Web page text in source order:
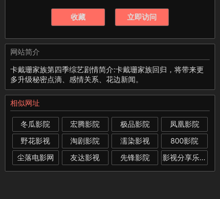
收藏 立即访问
网站简介
卡戴珊家族第四季综艺剧情简介:卡戴珊家族回归，将带来更
多升级秘密点滴、感情关系、花边新闻。
相似网址
冬瓜影院 宏腾影院 极品影院
凤凰影院
野花影视
淘剧影院 濡染影视
800影院
尘落电影网
友达影视 先锋影院 影视分享乐园